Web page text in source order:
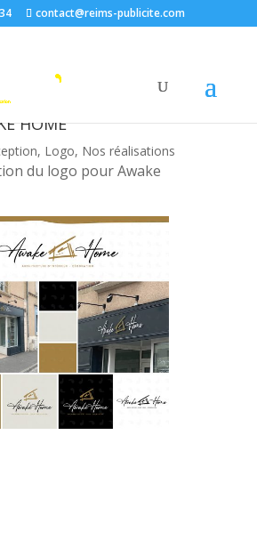
contact@reims-publicite.com
HOME
, Logo, Nos réalisations
du logo pour Awake